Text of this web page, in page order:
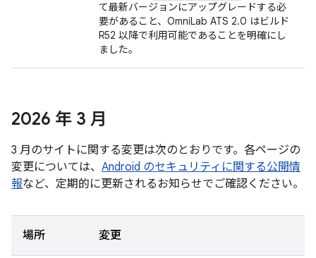
て最新バージョンにアップグレードする必
要があること、OmniLab ATS 2.0 はビルド
R52 以降で利用可能であることを明確にし
ました。
2026 年 3 月
3 月のサイトに関する変更は次のとおりです。各ページの
変更については、 Android のセキュリティに関する公開情
報など、定期的に更新されるお知らせでご確認ください。
場所 変更